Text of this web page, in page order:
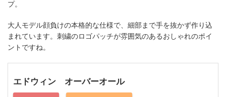
プ。
大人モデル顔負けの本格的な仕様で、細部まで手を抜かず作り込
まれています。刺繍のロゴパッチが雰囲気のあるおしゃれのポイ
ントですね。
エドウィン オーバーオール